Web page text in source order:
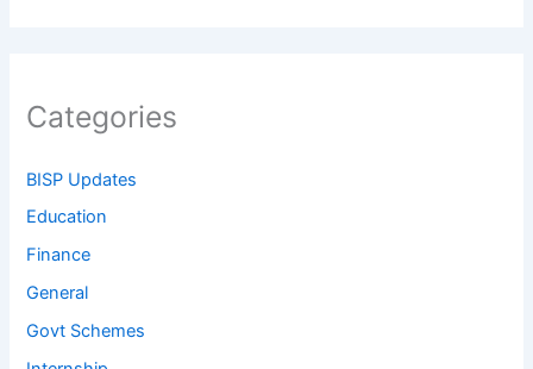
Categories
BISP Updates
Education
Finance
General
Govt Schemes